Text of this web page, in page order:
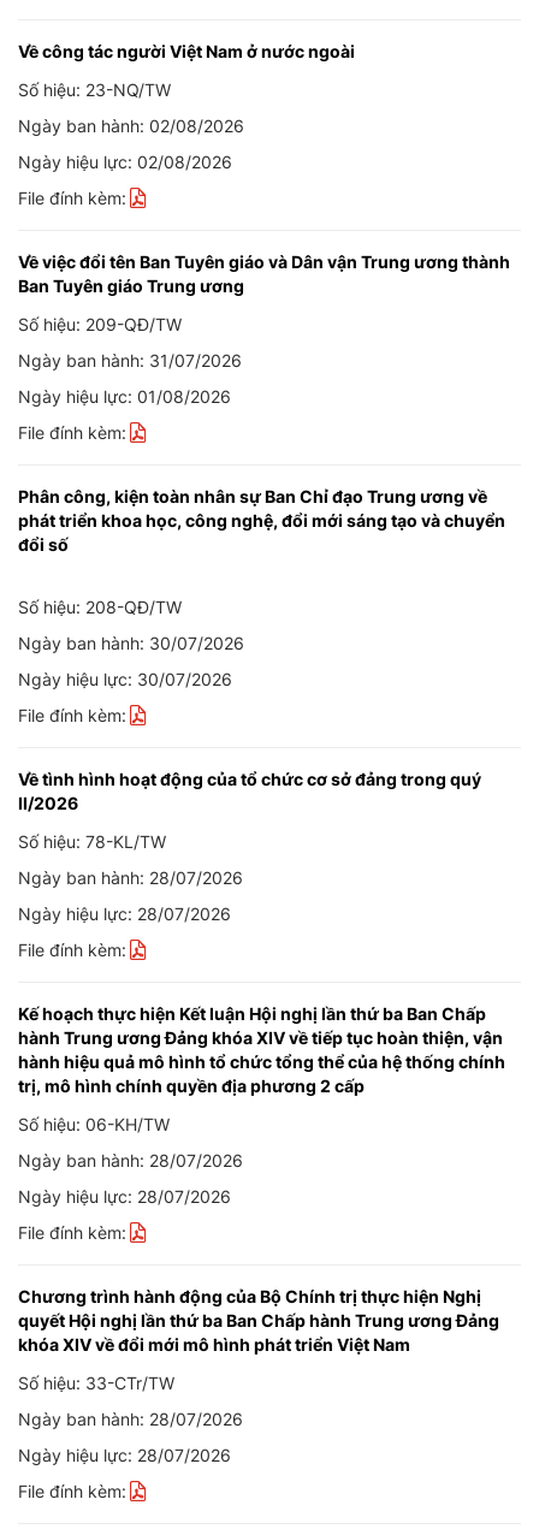
Về công tác người Việt Nam ở nước ngoài
Số hiệu: 23-NQ/TW
Ngày ban hành: 02/08/2026
Ngày hiệu lực: 02/08/2026
File đính kèm:
Về việc đổi tên Ban Tuyên giáo và Dân vận Trung ương thành
Ban Tuyên giáo Trung ương
Số hiệu: 209-QĐ/TW
Ngày ban hành: 31/07/2026
Ngày hiệu lực: 01/08/2026
File đính kèm:
Phân công, kiện toàn nhân sự Ban Chỉ đạo Trung ương về
phát triển khoa học, công nghệ, đổi mới sáng tạo và chuyển
đổi số
Số hiệu: 208-QĐ/TW
Ngày ban hành: 30/07/2026
Ngày hiệu lực: 30/07/2026
File đính kèm:
Về tình hình hoạt động của tổ chức cơ sở đảng trong quý
II/2026
Số hiệu: 78-KL/TW
Ngày ban hành: 28/07/2026
Ngày hiệu lực: 28/07/2026
File đính kèm:
Kế hoạch thực hiện Kết luận Hội nghị lần thứ ba Ban Chấp
hành Trung ương Đảng khóa XIV về tiếp tục hoàn thiện, vận
hành hiệu quả mô hình tổ chức tổng thể của hệ thống chính
trị, mô hình chính quyền địa phương 2 cấp
Số hiệu: 06-KH/TW
Ngày ban hành: 28/07/2026
Ngày hiệu lực: 28/07/2026
File đính kèm:
Chương trình hành động của Bộ Chính trị thực hiện Nghị
quyết Hội nghị lần thứ ba Ban Chấp hành Trung ương Đảng
khóa XIV về đổi mới mô hình phát triển Việt Nam
Số hiệu: 33-CTr/TW
Ngày ban hành: 28/07/2026
Ngày hiệu lực: 28/07/2026
File đính kèm: